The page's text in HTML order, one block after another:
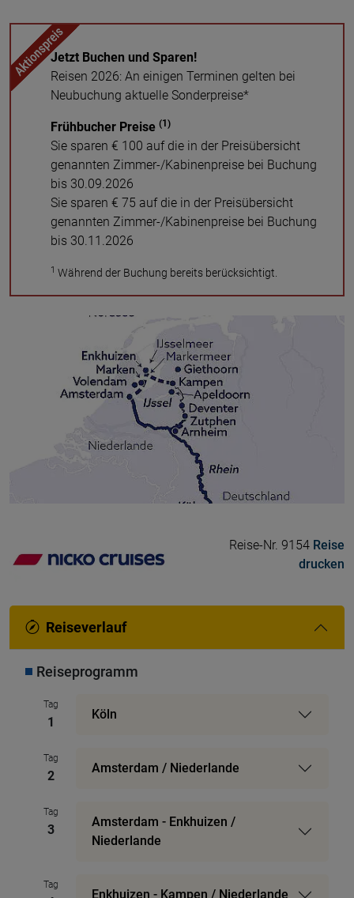
Jetzt Buchen und Sparen!
Reisen 2026: An einigen Terminen gelten bei
Neubuchung aktuelle Sonderpreise*
Frühbucher Preise (1)
Sie sparen € 100 auf die in der Preisübersicht
genannten Zimmer-/Kabinenpreise bei Buchung
bis 30.09.2026
Sie sparen € 75 auf die in der Preisübersicht
genannten Zimmer-/Kabinenpreise bei Buchung
bis 30.11.2026
1 Während der Buchung bereits berücksichtigt.
Reise-Nr. 9154 Reise
drucken
Reiseverlauf
Reiseprogramm
Tag
1
Köln
Tag
2
Amsterdam / Niederlande
Tag
3
Amsterdam - Enkhuizen /
Niederlande
Tag
Enkhuizen - Kampen / Niederlande